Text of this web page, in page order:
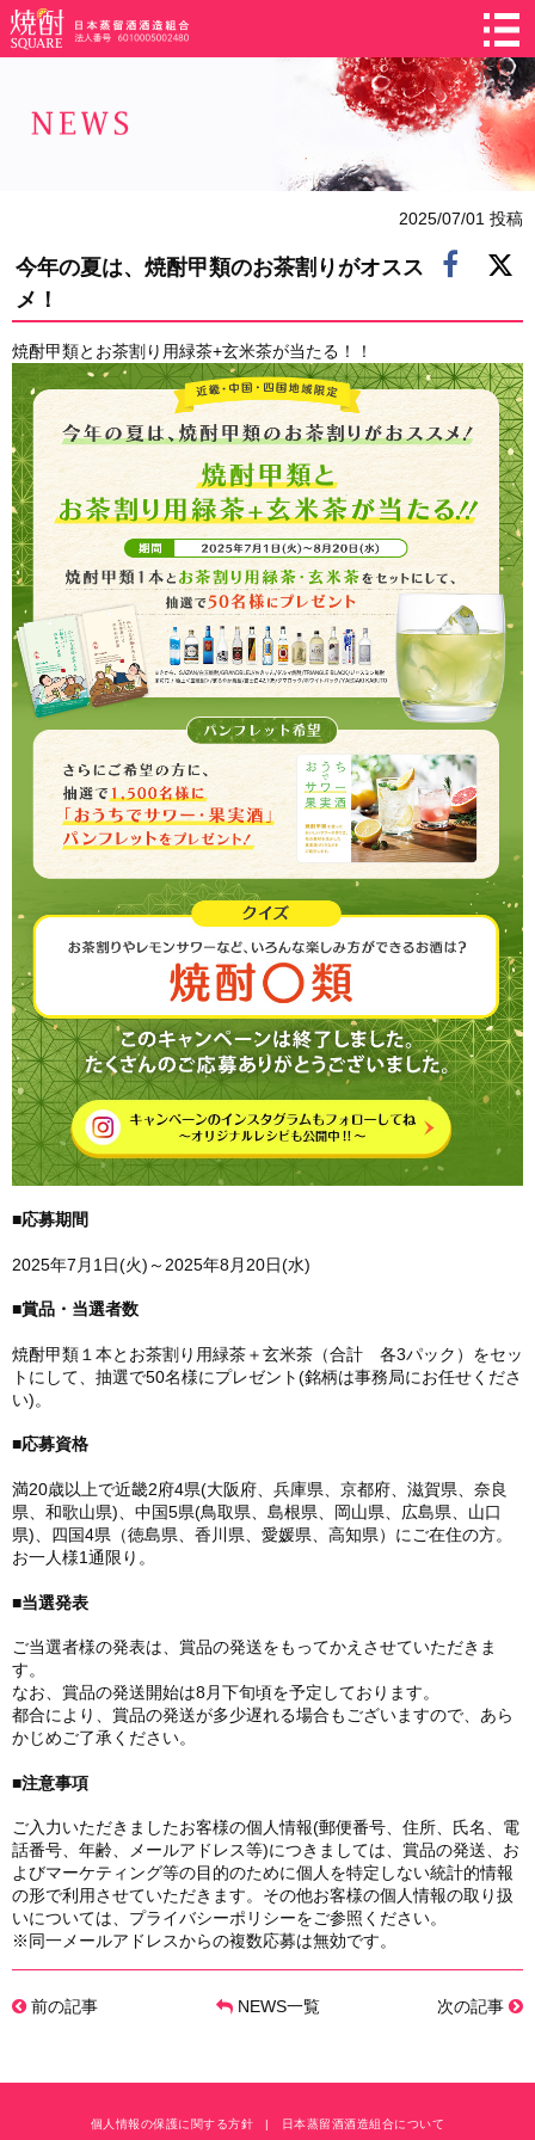
2025/07/01 投稿
今年の夏は、焼酎甲類のお茶割りがオスス
メ！
焼酎甲類とお茶割り用緑茶+玄米茶が当たる！！
■応募期間
2025年7月1日(火)～2025年8月20日(水)
■賞品・当選者数
焼酎甲類１本とお茶割り用緑茶＋玄米茶（合計 各3パック）をセッ
トにして、抽選で50名様にプレゼント(銘柄は事務局にお任せくださ
い)。
■応募資格
満20歳以上で近畿2府4県(大阪府、兵庫県、京都府、滋賀県、奈良
県、和歌山県)、中国5県(鳥取県、島根県、岡山県、広島県、山口
県)、四国4県（徳島県、香川県、愛媛県、高知県）にご在住の方。
お一人様1通限り。
■当選発表
ご当選者様の発表は、賞品の発送をもってかえさせていただきま
す。
なお、賞品の発送開始は8月下旬頃を予定しております。
都合により、賞品の発送が多少遅れる場合もございますので、あら
かじめご了承ください。
■注意事項
ご入力いただきましたお客様の個人情報(郵便番号、住所、氏名、電
話番号、年齢、メールアドレス等)につきましては、賞品の発送、お
よびマーケティング等の目的のために個人を特定しない統計的情報
の形で利用させていただきます。その他お客様の個人情報の取り扱
いについては、プライバシーポリシーをご参照ください。
※同一メールアドレスからの複数応募は無効です。
前の記事 次の記事
NEWS一覧
個人情報の保護に関する方針 日本蒸留酒酒造組合について